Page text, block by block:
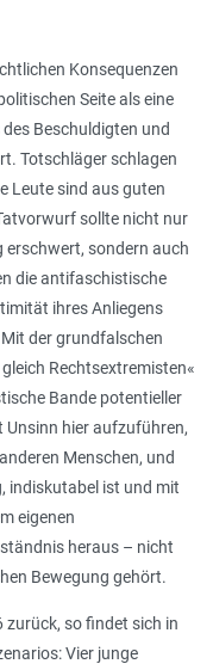
Konsequenzen
Seite als eine
Beschuldigten und
Totschläger schlagen
Leute sind aus guten
sollte nicht nur
erschwert, sondern auch
die antifaschistische
ihres Anliegens
der grundfalschen
Rechtsextremisten«
Bande potentieller
Unsinn hier aufzuführen,
Menschen, und
indiskutabel ist und mit
eigenen
heraus – nicht
Bewegung gehört.
so findet sich in
Vier junge